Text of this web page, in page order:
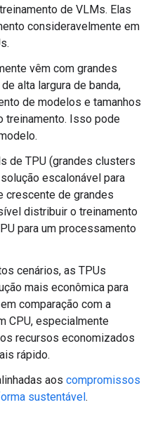
de VLMs. Elas
consideravelmente em
vêm com grandes
alta largura de banda,
de modelos e tamanhos
treinamento. Isso pode
de TPU (grandes clusters
escalonável para
crescente de grandes
distribuir o treinamento
para um processamento
cenários, as TPUs
mais econômica para
comparação com a
CPU, especialmente
recursos economizados
rápido.
aos compromissos
sustentável.